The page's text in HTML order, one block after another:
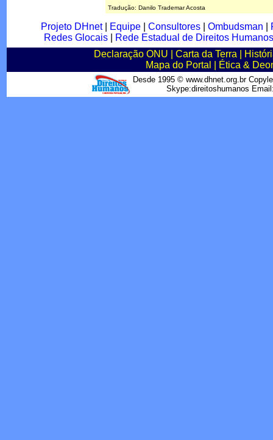
Tradução: Danilo Trademar Acosta
Projeto DHnet| Equipe| Consultores| Ombudsman
Redes Glocais|
Rede Estadual de Direitos
Declaração ONU
Carta da Terra
Mapa do Portal
Ética &
Desde 1995 © www.dhnet.org.br
Skype:direitoshumanos